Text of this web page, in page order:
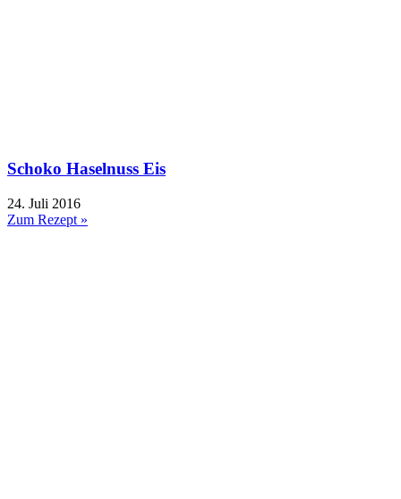
Schoko Haselnuss Eis
24. Juli 2016
Zum Rezept »